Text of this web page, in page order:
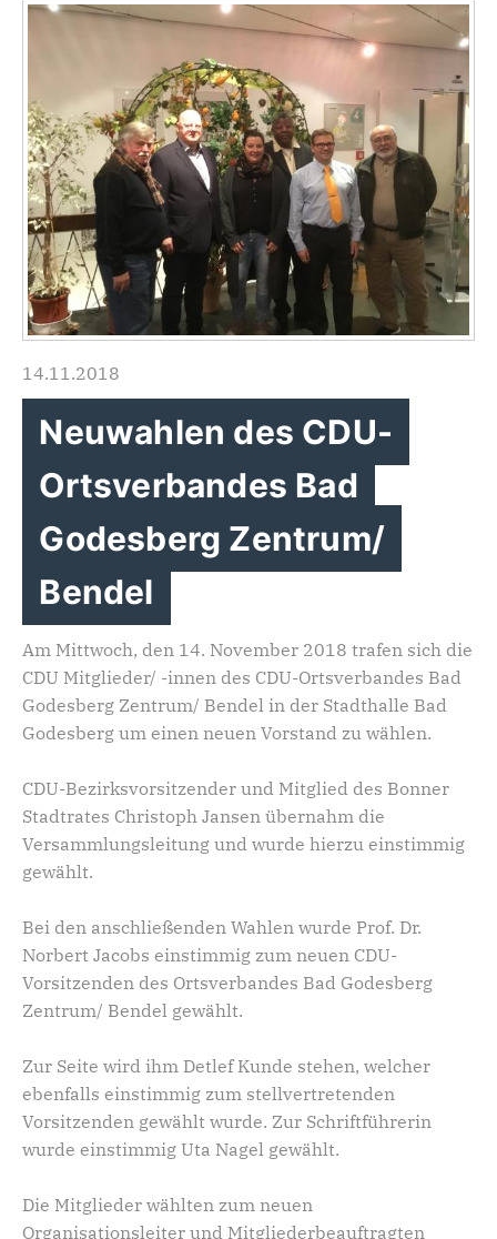
14.11.2018
Neuwahlen des CDU-
Ortsverbandes Bad
Godesberg Zentrum/
Bendel
Am Mittwoch, den 14. November 2018 trafen sich die
CDU Mitglieder/ -innen des CDU-Ortsverbandes Bad
Godesberg Zentrum/ Bendel in der Stadthalle Bad
Godesberg um einen neuen Vorstand zu wählen.
CDU-Bezirksvorsitzender und Mitglied des Bonner
Stadtrates Christoph Jansen übernahm die
Versammlungsleitung und wurde hierzu einstimmig
gewählt.
Bei den anschließenden Wahlen wurde Prof. Dr.
Norbert Jacobs einstimmig zum neuen CDU-
Vorsitzenden des Ortsverbandes Bad Godesberg
Zentrum/ Bendel gewählt.
Zur Seite wird ihm Detlef Kunde stehen, welcher
ebenfalls einstimmig zum stellvertretenden
Vorsitzenden gewählt wurde. Zur Schriftführerin
wurde einstimmig Uta Nagel gewählt.
Die Mitglieder wählten zum neuen
Organisationsleiter und Mitgliederbeauftragten